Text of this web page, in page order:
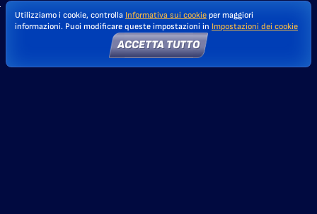
Utilizziamo i cookie, controlla Informativa sui cookie per maggiori
informazioni. Puoi modificare queste impostazioni in Impostazioni dei cookie
ACCETTA TUTTO